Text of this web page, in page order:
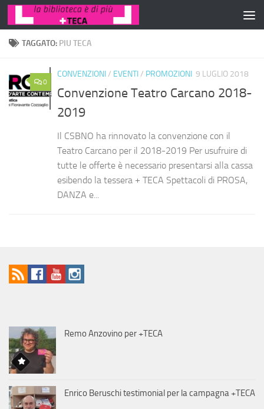
Salta al contenuto
TAGGATO: PIU TECA
0
CONVENZIONI/ EVENTI/ PROMOZIONI 9 LUGLIO 2018
Convenzione Teatro Carcano 2018-
2019
Il CSBNO ha rinnovato la convenzione con il
Teatro Carcano per il 2018-2019 Per usufruire di
tutte le offerte è necessario presentarsi alla cassa
esibendo la tessera + TECA Spettacoli di PROSA,
DANZA e...
Remo Anzovino per +TECA
Enrico Beruschi testimonial per la campagna +TECA